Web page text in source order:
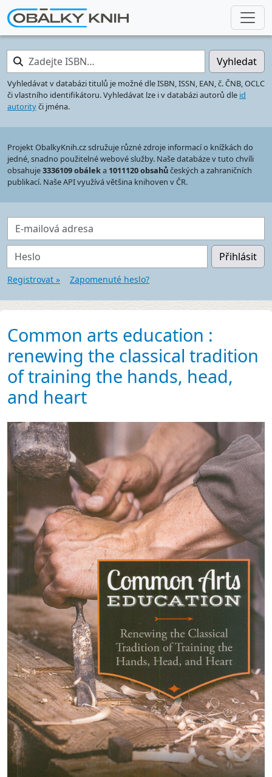
Zadejte ISBN… Vyhledat
Vyhledávat v databázi titulů je možné dle ISBN, ISSN, EAN, č. ČNB, OCLC
či vlastního identifikátoru. Vyhledávat lze i v databázi autorů dle id
autorityči jména.
Projekt ObalkyKnih.cz sdružuje různé zdroje informací o knížkách do
jedné, snadno použitelné webové služby. Naše databáze v tuto chvíli
obsahuje3336109 obáleka 1011120 obsahůčeských a zahraničních
publikací. Naše API využívá většina knihoven v ČR.
E-mailová adresa
Heslo Přihlásit
Registrovat » Zapomenuté heslo?
Common arts education :
renewing the classical tradition
of training the hands, head,
and heart